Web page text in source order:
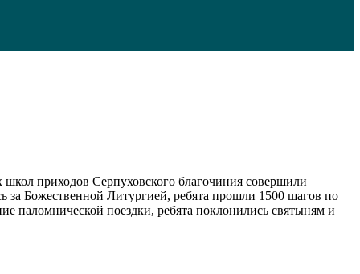
приходов Серпуховского благочиния совершили
Божественной Литургией, ребята прошли 1500 шагов по
паломнической поездки, ребята поклонились святыням и